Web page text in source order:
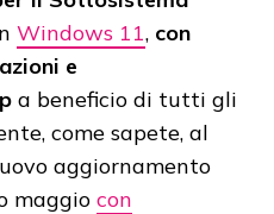
Windows 11, con
e
a beneficio di tutti gli
come sapete, al
aggiornamento
maggio con